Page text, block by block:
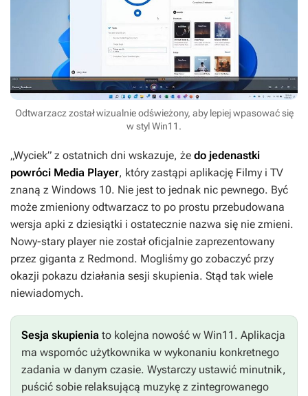
Odtwarzacz został wizualnie odświeżony, aby lepiej wpasować się
w styl Win11.
„Wyciek” z ostatnich dni wskazuje, że do jedenastki
powróci Media Player, który zastąpi aplikację Filmy i TV
znaną z Windows 10. Nie jest to jednak nic pewnego. Być
może zmieniony odtwarzacz to po prostu przebudowana
wersja apki z dziesiątki i ostatecznie nazwa się nie zmieni.
Nowy-stary player nie został oficjalnie zaprezentowany
przez giganta z Redmond. Mogliśmy go zobaczyć przy
okazji pokazu działania sesji skupienia. Stąd tak wiele
niewiadomych.
Sesja skupienia to kolejna nowość w Win11. Aplikacja
ma wspomóc użytkownika w wykonaniu konkretnego
zadania w danym czasie. Wystarczy ustawić minutnik,
puścić sobie relaksującą muzykę z zintegrowanego